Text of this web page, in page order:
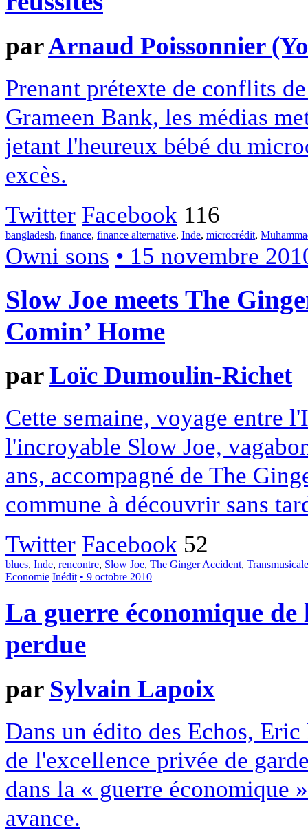
parArnaud Poissonnier
Prenant prétexte de conflits
Grameen Bank, les médias
jetant l'heureux bébé du
excès.
Twitter Facebook 116
bangladesh, finance, finance alternative, Inde, microcrédit,
Owni sons • 15 novembre
Slow Joe meets The
Comin’ Home
parLoïc Dumoulin-Richet
Cette semaine, voyage entre
l'incroyable Slow Joe,
ans, accompagné de The
commune à découvrir sans
Twitter Facebook 52
blues, Inde, rencontre, Slow Joe, The Ginger Accident,
Economie Inédit • 9 octobre 2010
La guerre économique
perdue
par Sylvain Lapoix
Dans un édito des Echos,
de l'excellence privée de
dans la « guerre économique
avance.